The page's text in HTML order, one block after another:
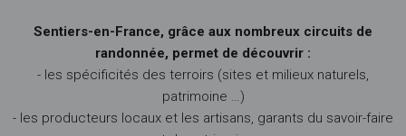
Sentiers-en-France, grâce aux nombreux circuits de
randonnée, permet de découvrir :
- les spécificités des terroirs (sites et milieux naturels,
patrimoine …)
- les producteurs locaux et les artisans, garants du savoir-faire